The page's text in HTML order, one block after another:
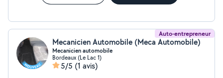
Auto-entrepreneur
Mecanicien Automobile (Meca Automobile)
Mecanicien automobile
Bordeaux (Le Lac 1)
5/5 (1 avis)